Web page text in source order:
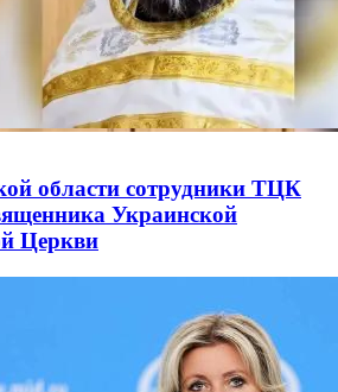
области сотрудники ТЦК
Украинской
Церкви